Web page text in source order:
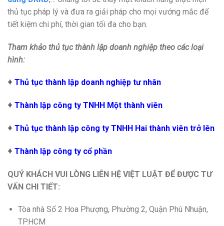
thủ tục pháp lý và đưa ra giải pháp cho mọi vướng mắc để
tiết kiệm chi phí, thời gian tối đa cho bạn.
Tham khảo thủ tục thành lập doanh nghiệp theo các loại
hình:
+ Thủ tục thành lập doanh nghiệp tư nhân
+ Thành lập công ty TNHH Một thành viên
+ Thủ tục thành lập công ty TNHH Hai thành viên trở lên
+ Thành lập công ty cổ phần
QUÝ KHÁCH VUI LÒNG LIÊN HỆ VIỆT LUẬT ĐỂ ĐƯỢC TƯ
VẤN CHI TIẾT:
Tòa nhà Số 2 Hoa Phượng, Phường 2, Quận Phú Nhuận,
TP.HCM